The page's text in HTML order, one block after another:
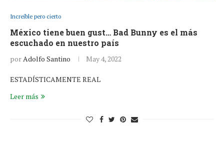
Increíble pero cierto
México tiene buen gust… Bad Bunny es el más
escuchado en nuestro país
porAdolfo Santino May 4, 2022
ESTADÍSTICAMENTE REAL
Leer más